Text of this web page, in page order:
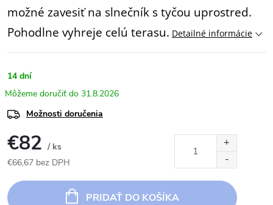
možné zavesiť na slnečník s tyčou uprostred.
Pohodlne vyhreje celú terasu. Detailné informácie
14 dní
31.8.2026
Možnosti doručenia
€82 / ks
€66,67 bez DPH
cena:
PRIDAŤ DO KOŠÍKA